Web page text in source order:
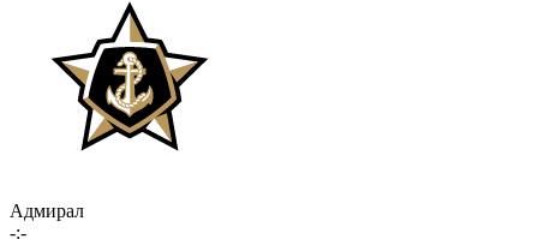
Адмирал
-:-